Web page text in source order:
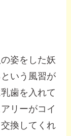
姿をした妖
いう風習が
歯を入れて
リーがコイ
換してくれ